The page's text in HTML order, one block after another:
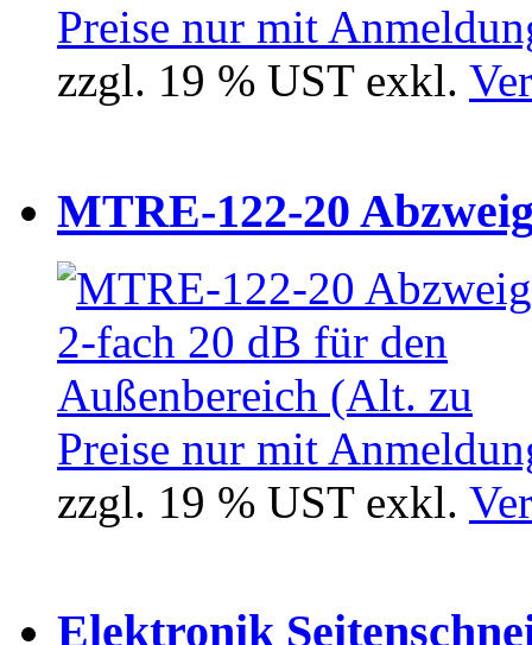
Preise nur mit
zzgl. 19 % UST exkl.
MTRE-122-20
Preise nur mit
zzgl. 19 % UST exkl.
Elektronik